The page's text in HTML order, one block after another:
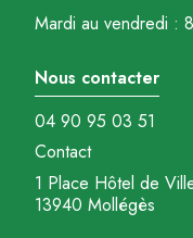
Mardi au vendredi :
Nous contacter
04 90 95 03 51
Contact
1 Place Hôtel de
13940 Mollégès